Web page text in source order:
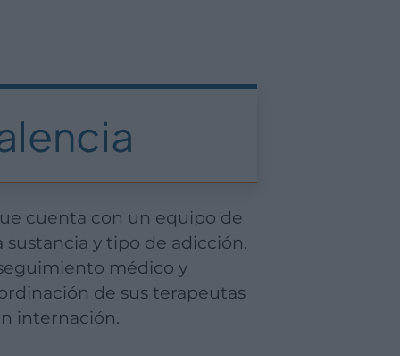
cuenta con un equipo de
y tipo de adicción.
médico y
de sus terapeutas
internación.